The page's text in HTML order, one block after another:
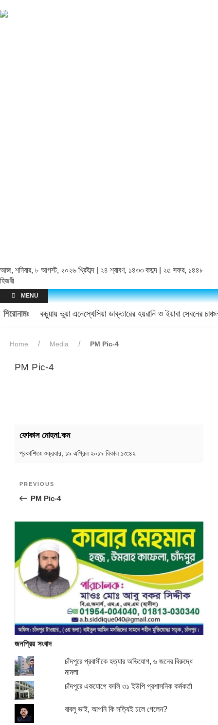
আজ, শনিবার, ৮ আগস্ট, ২০২৬ খ্রিষ্টাব্দ | ২৪ শ্রাবণ, ১৪৩৩ বঙ্গাব্দ | ২৫ সফর, ১৪৪৮
হিজরী
MENU
শিরোনামঃ কচুয়ায় ভুয়া এনেস্থেসিয়া ডাক্তারের হয়রানি ও ইয়াবা সেবনের
Home Media PM Pic-4
PM Pic-4
ফোকাস মোহনা.কম
প্রকাশিতঃ শুক্রবার, ১৯ এপ্রিল ২০১৯ বিকাল ১৩:৪২
Previous
Post
PREVIOUS
PM Pic-4
জনপ্রিয় সংবাদ
চাঁদপুরে প্রবাসীকে হত্যার অভিযোগ, ৬ জনের বিরুদ্ধে
মামলা
চাঁদপুরে একযোগে বদলি ৩১ ইউপি প্রশাসনিক কর্মকর্তা
বাবলু ভাই, আপনি কি সত্যিই চলে গেলেন?